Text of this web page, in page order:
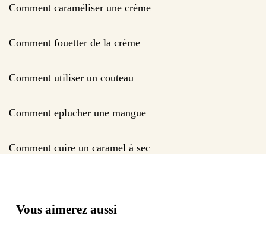
Comment caraméliser une crème
Comment fouetter de la crème
Comment utiliser un couteau
Comment eplucher une mangue
Comment cuire un caramel à sec
Vous aimerez aussi